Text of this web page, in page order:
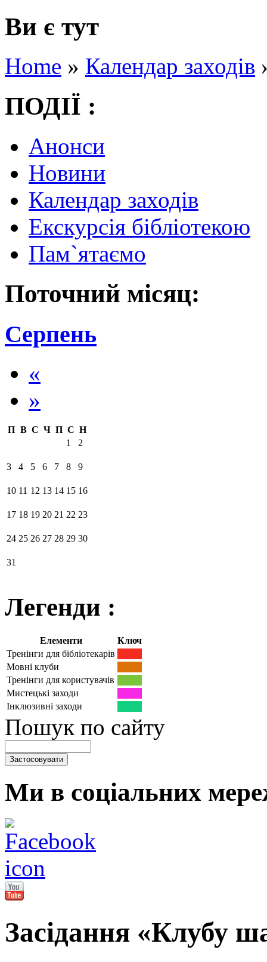
Ви є тут
Home » Календар заходів
ПОДІЇ :
Анонси
Новини
Календар заходів
Екскурсія бібліотекою
Пам`ятаємо
Поточний місяц:
Серпень
«
»
П В С Ч П С Н
1
2
3 4 5 6 7 8 9
10 11 12 13 14 15 16
17 18 19 20 21 22 23
24 25 26 27 28 29 30
31
Легенди :
Елементи
Ключ
Тренінги для бібліотекарів
Мовні клуби
Тренінги для користувачів
Мистецькі заходи
Інклюзивні заходи
Пошук по сайту
Ми в соціальних
Засідання «Клубу